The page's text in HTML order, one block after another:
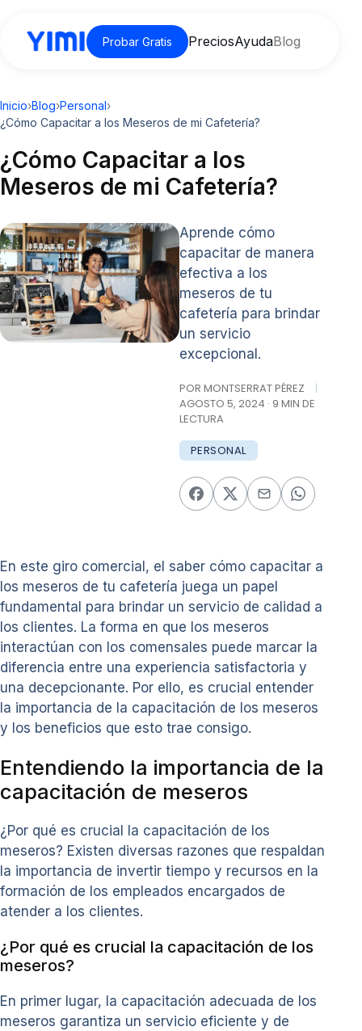
Probar Gratis PreciosAyudaBlog
Inicio›Blog›Personal›
¿Cómo Capacitar a los Meseros de mi Cafetería?
¿Cómo Capacitar a los
Meseros de mi Cafetería?
Aprende cómo
capacitar de manera
efectiva a los
meseros de tu
cafetería para brindar
un servicio
excepcional.
POR MONTSERRAT PÉREZ
|
AGOSTO 5, 2024 · 9 MIN DE
LECTURA
PERSONAL
En este giro comercial, el saber cómo capacitar a
los meseros de tu cafetería juega un papel
fundamental para brindar un servicio de calidad a
los clientes. La forma en que los meseros
interactúan con los comensales puede marcar la
diferencia entre una experiencia satisfactoria y
una decepcionante. Por ello, es crucial entender
la importancia de la capacitación de los meseros
y los beneficios que esto trae consigo.
Entendiendo la importancia de la
capacitación de meseros
¿Por qué es crucial la capacitación de los
meseros? Existen diversas razones que respaldan
la importancia de invertir tiempo y recursos en la
formación de los empleados encargados de
atender a los clientes.
¿Por qué es crucial la capacitación de los
meseros?
En primer lugar, la capacitación adecuada de los
meseros garantiza un servicio eficiente y de